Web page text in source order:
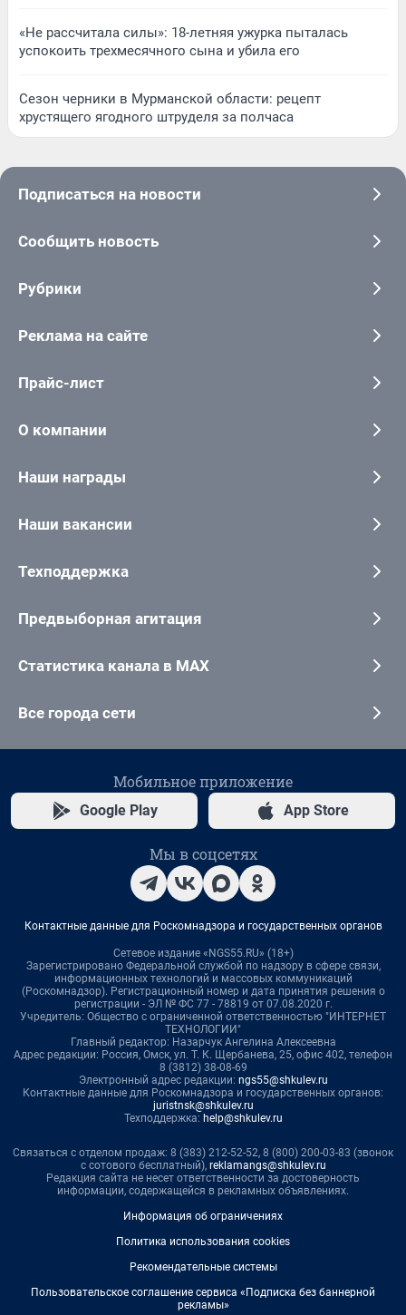
«Не рассчитала силы»: 18-летняя ужурка пыталась
успокоить трехмесячного сына и убила его
Сезон черники в Мурманской области: рецепт
хрустящего ягодного штруделя за полчаса
Подписаться на новости
Сообщить новость
Рубрики
Реклама на сайте
Прайс-лист
О компании
Наши награды
Наши вакансии
Техподдержка
Предвыборная агитация
Статистика канала в MAX
Все города сети
Мобильное приложение
Google Play App Store
Мы в соцсетях
Контактные данные для Роскомнадзора и государственных органов
Сетевое издание «NGS55.RU» (18+)
Зарегистрировано Федеральной службой по надзору в сфере связи,
информационных технологий и массовых коммуникаций
(Роскомнадзор). Регистрационный номер и дата принятия решения о
регистрации - ЭЛ № ФС 77 - 78819 от 07.08.2020 г.
Учредитель: Общество с ограниченной ответственностью "ИНТЕРНЕТ
ТЕХНОЛОГИИ"
Главный редактор: Назарчук Ангелина Алексеевна
Адрес редакции: Россия, Омск, ул. Т. К. Щербанева, 25, офис 402, телефон
8 (3812) 38-08-69
Электронный адрес редакции: ngs55@shkulev.ru
Контактные данные для Роскомнадзора и государственных органов:
juristnsk@shkulev.ru
Техподдержка: help@shkulev.ru
Связаться с отделом продаж: 8 (383) 212-52-52, 8 (800) 200-03-83 (звонок
с сотового бесплатный), reklamangs@shkulev.ru
Редакция сайта не несет ответственности за достоверность
информации, содержащейся в рекламных объявлениях.
Информация об ограничениях
Политика использования cookies
Рекомендательные системы
Пользовательское соглашение сервиса «Подписка без баннерной
рекламы»